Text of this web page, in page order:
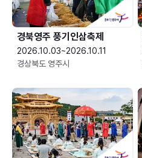
경북영주 풍기인삼축제
2026.10.03~2026.10.11
경상북도 영주시